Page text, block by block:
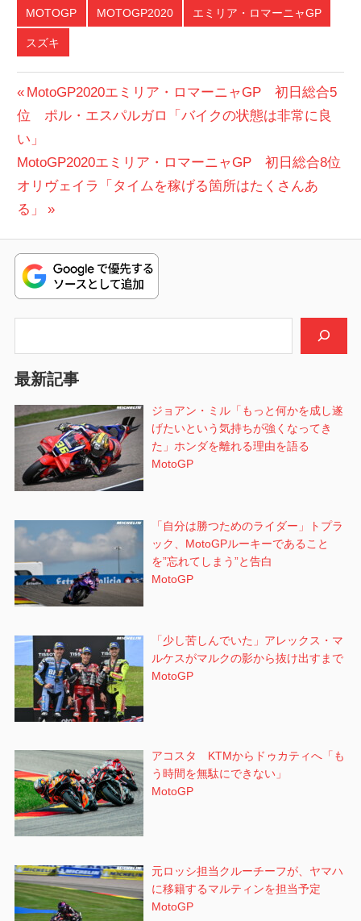
MOTOGP MOTOGP2020 エミリア・ロマーニャGP
スズキ
投
稿
ナ
ビ
ゲ
ー
シ
ョ
ン
前
の
投
稿:
MotoGP2020エミリア・ロマーニャGP 初日総合5
位 ポル・エスパルガロ「バイクの状態は非常に良
い」
次
の
投
MotoGP2020エミリア・ロマーニャGP 初日総合8位
オリヴェイラ「タイムを稼げる箇所はたくさんあ
る」
最新記事
ジョアン・ミル「もっと何かを成し遂
げたいという気持ちが強くなってき
た」ホンダを離れる理由を語る
MotoGP
「自分は勝つためのライダー」トプラ
ック、MotoGPルーキーであること
を”忘れてしまう”と告白
MotoGP
「少し苦しんでいた」アレックス・マ
ルケスがマルクの影から抜け出すまで
MotoGP
アコスタ KTMからドゥカティへ「も
う時間を無駄にできない」
MotoGP
元ロッシ担当クルーチーフが、ヤマハ
に移籍するマルティンを担当予定
MotoGP